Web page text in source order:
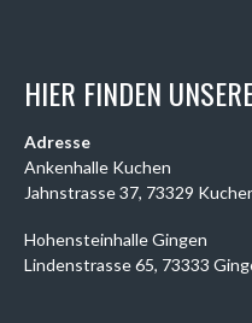
HIER FINDEN
Adresse
Ankenhalle Kuchen
Jahnstrasse 37, 73329
Hohensteinhalle Gingen
Lindenstrasse 65, 73333